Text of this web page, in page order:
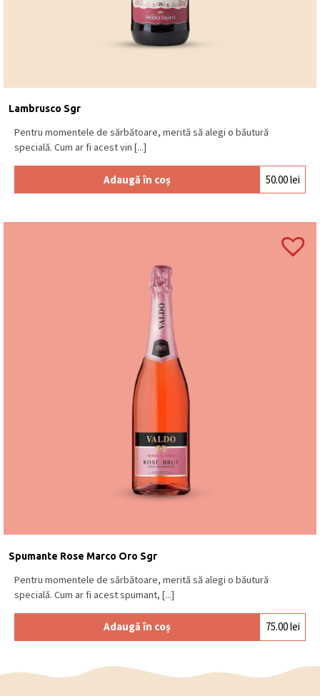
Lambrusco Sgr
Pentru momentele de sărbătoare, merită să alegi o băutură
specială. Cum ar fi acest vin [...]
Adaugă în coș 50.00lei
Spumante Rose Marco Oro Sgr
Pentru momentele de sărbătoare, merită să alegi o băutură
specială. Cum ar fi acest spumant, [...]
Adaugă în coș 75.00lei